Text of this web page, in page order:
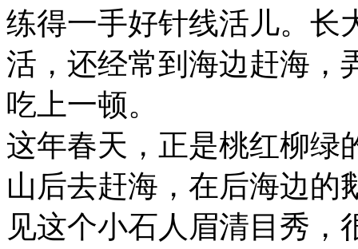
练得一手好针线活儿。长
活，还经常到海边赶海，
吃上一顿。
这年春天，正是桃红柳绿
山后去赶海，在后海边的
见这个小石人眉清目秀，